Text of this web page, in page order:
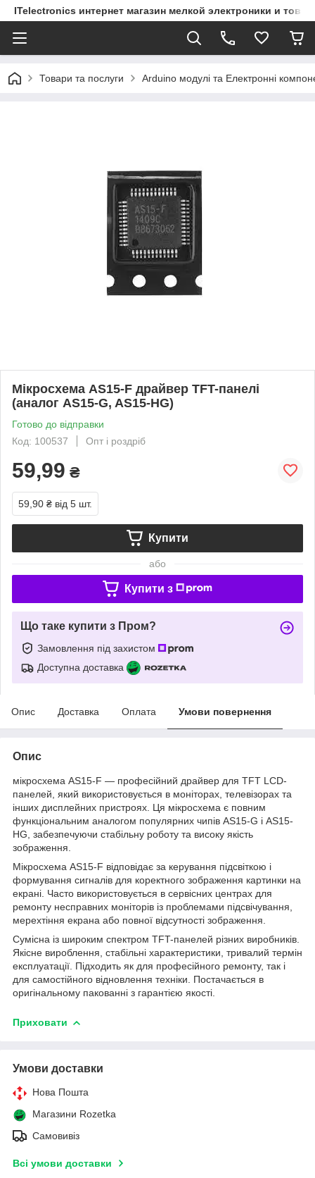
ITelectronics интернет магазин мелкой электроники и
Товари та послуги Arduino модулі та Електронні
Мікросхема AS15-F драйвер TFT-панелі
(аналог AS15-G, AS15-HG)
Готово до відправки
Код: 100537
Опт і роздріб
59,99 ₴
59,90 ₴ від 5 шт.
Купити
або
Купити з
Що таке купити з Пром?
Замовлення під захистом
Доступна доставка
Опис Доставка Оплата Умови повернення
Опис
мікросхема AS15-F — професійний драйвер для TFT LCD-
панелей, який використовується в моніторах, телевізорах та
інших дисплейних пристроях. Ця мікросхема є повним
функціональним аналогом популярних чипів AS15-G і AS15-
HG, забезпечуючи стабільну роботу та високу якість
зображення.
Мікросхема AS15-F відповідає за керування підсвіткою і
формування сигналів для коректного зображення картинки на
екрані. Часто використовується в сервісних центрах для
ремонту несправних моніторів із проблемами підсвічування,
мерехтіння екрана або повної відсутності зображення.
Сумісна із широким спектром TFT-панелей різних виробників.
Якісне вироблення, стабільні характеристики, тривалий термін
експлуатації. Підходить як для професійного ремонту, так і
для самостійного відновлення техніки. Постачається в
оригінальному пакованні з гарантією якості.
Приховати
Умови доставки
Нова Пошта
Магазини Rozetka
Самовивіз
Всі умови доставки